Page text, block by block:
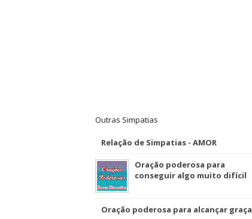
Outras Simpatias
Relação de Simpatias - AMOR
Oração poderosa para
conseguir algo muito difícil
Oração poderosa para alcançar graça